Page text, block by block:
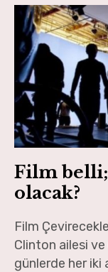
Paydaş
Aydınlanma
Eko-Sosyal
Yaratıcılık ve
İnsan ve Kültür
Serbest Kürsü
Geçen Ay’dan
Film belli;
olacak?
Film
Clinton ailesi
günlerde her iki